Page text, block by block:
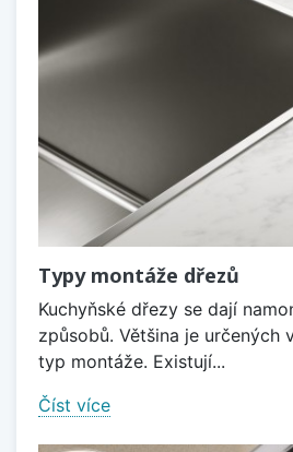
Typy montáže dřezů
Kuchyňské dřezy se dají
způsobů. Většina je určených
typ montáže. Existují...
Číst více